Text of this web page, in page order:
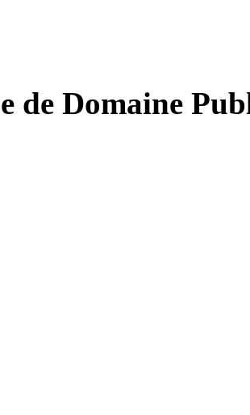
de Domaine